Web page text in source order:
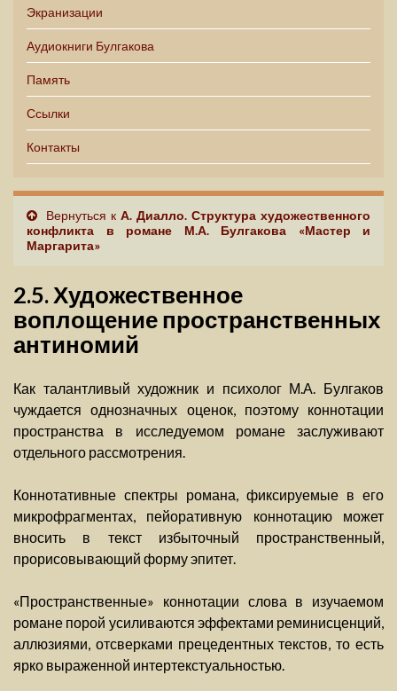
Экранизации
Аудиокниги Булгакова
Память
Ссылки
Контакты
Вернуться к А. Диалло. Структура художественного
конфликта в романе М.А. Булгакова «Мастер и
Маргарита»
2.5. Художественное
воплощение пространственных
антиномий
Как талантливый художник и психолог М.А. Булгаков
чуждается однозначных оценок, поэтому коннотации
пространства в исследуемом романе заслуживают
отдельного рассмотрения.
Коннотативные спектры романа, фиксируемые в его
микрофрагментах, пейоративную коннотацию может
вносить в текст избыточный пространственный,
прорисовывающий форму эпитет.
«Пространственные» коннотации слова в изучаемом
романе порой усиливаются эффектами реминисценций,
аллюзиями, отсверками прецедентных текстов, то есть
ярко выраженной интертекстуальностью.